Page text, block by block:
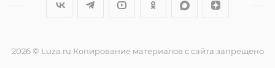
2026 © Luza.ru Копирование материалов с сайта запрещено